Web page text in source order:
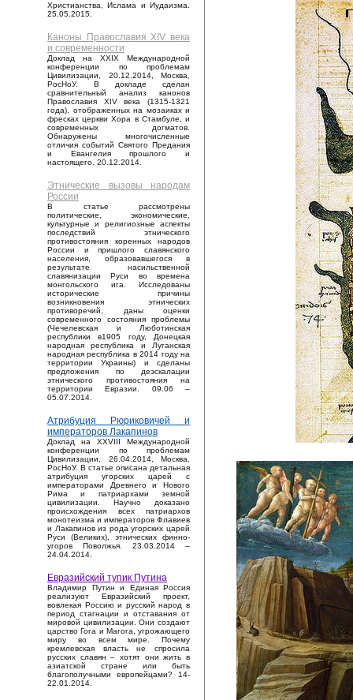
Христианства, Ислама и Иудаизма.
25.05.2015.
Каноны Православия XIV века
и современности
Доклад на XXIX Международной
конференции по проблемам
Цивилизации, 20.12.2014, Москва,
РосНоУ. В докладе сделан
сравнительный анализ канонов
Православия XIV века (1315-1321
года), отображенных на мозаиках и
фресках церкви Хора в Стамбуле, и
современных догматов.
Обнаружены многочисленные
отличия событий Святого Предания
и Евангелия прошлого и
настоящего. 20.12.2014.
Этнические вызовы народам
России
В статье рассмотрены
политические, экономические,
культурные и религиозные аспекты
последствий этнического
противостояния коренных народов
России и пришлого славянского
населения, образовавшегося в
результате насильственной
славянизации Руси во времена
монгольского ига. Исследованы
исторические причины
возникновения этнических
противоречий, даны оценки
современного состояния проблемы
(Чечелевская и Люботинская
республики в1905 году, Донецкая
народная республика и Луганская
народная республика в 2014 году на
территории Украины) и сделаны
предложения по деэскалации
этнического противостояния на
территории Евразии. 09.06 –
05.07.2014.
Атрибуция Рюриковичей и
императоров Лакапинов
Доклад на XXVIII Международной
конференции по проблемам
Цивилизации, 26.04.2014, Москва,
РосНоУ. В статье описана детальная
атрибуция угорских царей с
императорами Древнего и Нового
Рима и патриархами земной
цивилизации. Научно доказано
происхождения всех патриархов
монотеизма и императоров Флавиев
и Лакапинов из рода угорских царей
Руси (Великих), этнических финно-
угоров Поволжья. 23.03.2014 –
24.04.2014.
Евразийский тупик Путина
Владимир Путин и Единая Россия
реализуют Евразийский проект,
вовлекая Россию и русский народ в
период стагнации и отставания от
мировой цивилизации. Они создают
царство Гога и Магога, угрожающего
миру во всем мире. Почему
кремлевская власть не спросила
русских славян – хотят они жить в
азиатской стране или быть
благополучными европейцами? 14-
22.01.2014.